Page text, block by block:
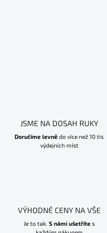
JSME NA DOSAH RUKY
Doručíme levně do více než 10 tis
výdejních míst
VÝHODNÉ CENY NA VŠE
Je to tak. S námi ušetřítes